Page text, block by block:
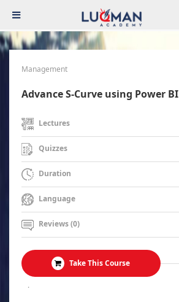
Management
Advance S-Curve using Power BI
Lectures
Quizzes
Duration
Language
Reviews (0)
Take This Course
.